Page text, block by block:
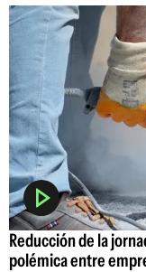
Reducción de la
polémica entre